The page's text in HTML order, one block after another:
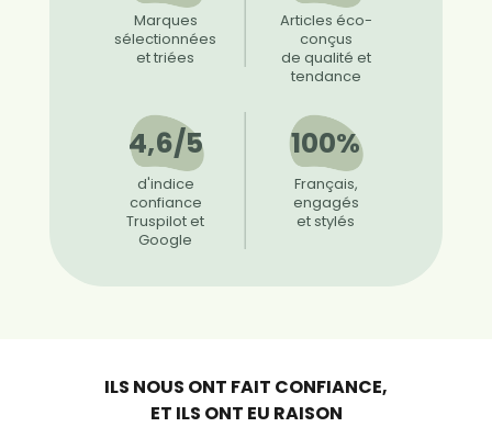
Marques
sélectionnées
et triées
Articles éco-
conçus
de qualité et
tendance
4,6/5
d'indice
confiance
Truspilot et
Google
100%
Français,
engagés
et stylés
ILS NOUS ONT FAIT CONFIANCE,
ET ILS ONT EU RAISON